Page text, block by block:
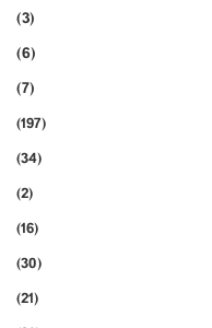
(3)
(6)
(7)
(197)
(34)
(2)
(16)
(30)
(21)